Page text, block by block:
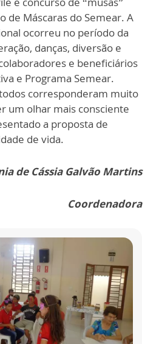
de Máscaras do Semear. A
ocorreu no período da
danças, diversão e
e beneficiários
e Programa Semear.
corresponderam muito
um olhar mais consciente
a proposta de
de vida.
de Cássia Galvão Martins
Coordenadora